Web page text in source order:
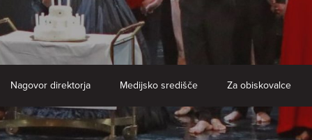
Nagovor direktorja Medijsko središče Za obiskovalce